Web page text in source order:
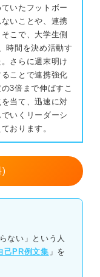
する
る
から脱却して理想
いたフットボー
いことや、連携
こで、大学生側
時間を決め活動す
さらに週末明け
ことで連携強化
3倍まで伸ばすこ
当て、迅速に対
いくリーダーシ
おります。
)
ない」という人
己PR例文集 」を
しんどい時の取り
のはNG！ おすすめ